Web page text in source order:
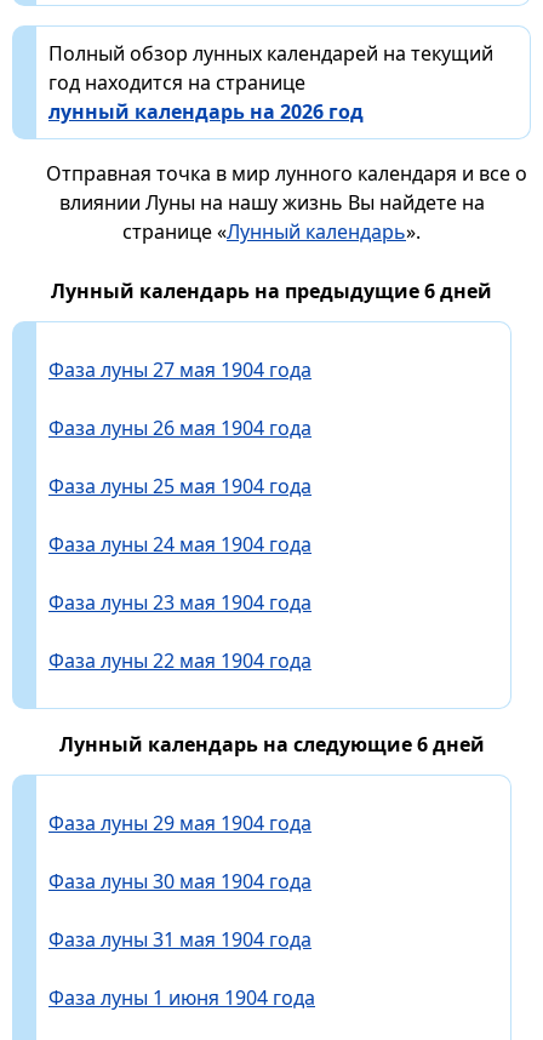
Полный обзор лунных календарей на текущий
год находится на странице
лунный календарь на 2026 год
Отправная точка в мир лунного календаря и все о
влиянии Луны на нашу жизнь Вы найдете на
странице «Лунный календарь».
Лунный календарь на предыдущие 6 дней
Фаза луны 27 мая 1904 года
Фаза луны 26 мая 1904 года
Фаза луны 25 мая 1904 года
Фаза луны 24 мая 1904 года
Фаза луны 23 мая 1904 года
Фаза луны 22 мая 1904 года
Лунный календарь на следующие 6 дней
Фаза луны 29 мая 1904 года
Фаза луны 30 мая 1904 года
Фаза луны 31 мая 1904 года
Фаза луны 1 июня 1904 года